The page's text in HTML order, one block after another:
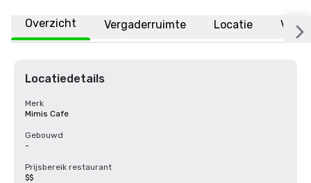
Overzicht Vergaderruimte Locatie
Locatiedetails
Merk
Mimis Cafe
Gebouwd
-
Prijsbereik restaurant
$$